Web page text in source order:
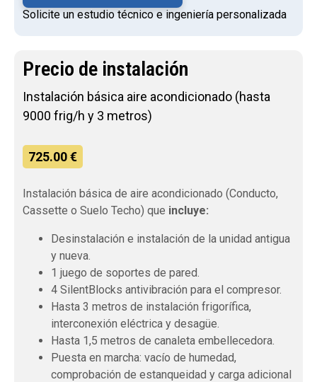
Solicite un estudio técnico e ingeniería personalizada
Precio de instalación
Instalación básica aire acondicionado (hasta
9000 frig/h y 3 metros)
725.00 €
Instalación básica de aire acondicionado (Conducto,
Cassette o Suelo Techo) que incluye:
Desinstalación e instalación de la unidad antigua
y nueva.
1 juego de soportes de pared.
4 SilentBlocks antivibración para el compresor.
Hasta 3 metros de instalación frigorífica,
interconexión eléctrica y desagüe.
Hasta 1,5 metros de canaleta embellecedora.
Puesta en marcha: vacío de humedad,
comprobación de estanqueidad y carga adicional